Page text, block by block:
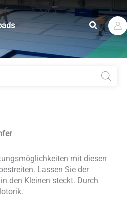
Suchen
mit diesen
Lassen Sie der
den Kleinen steckt. Durch